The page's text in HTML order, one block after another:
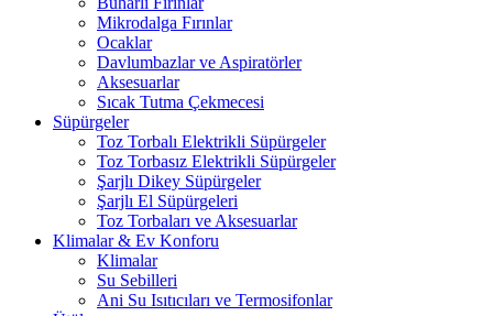
Mikrodalga Fırınlar
Ocaklar
Davlumbazlar ve Aspiratörler
Aksesuarlar
Sıcak Tutma Çekmecesi
Süpürgeler
Toz Torbalı Elektrikli Süpürgeler
Toz Torbasız Elektrikli Süpürgeler
Şarjlı Dikey Süpürgeler
Şarjlı El Süpürgeleri
Toz Torbaları ve Aksesuarlar
Klimalar & Ev Konforu
Klimalar
Su Sebilleri
Ani Su Isıtıcıları ve Termosifonlar